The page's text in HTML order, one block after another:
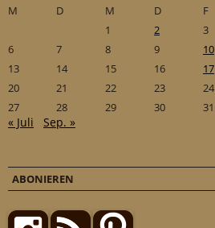
M
D M D F
1
2 3
6
7 8 9 10
13
14 15 16 17
20
21 22 23 24
27
28 29 30 31
« Juli Sep. »
ABONIEREN